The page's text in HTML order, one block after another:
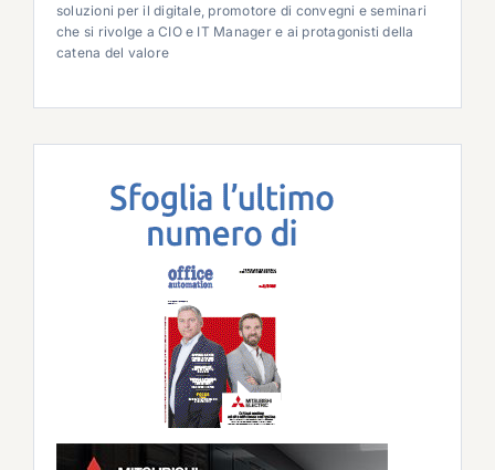
soluzioni per il digitale, promotore di convegni e seminari
che si rivolge a CIO e IT Manager e ai protagonisti della
catena del valore